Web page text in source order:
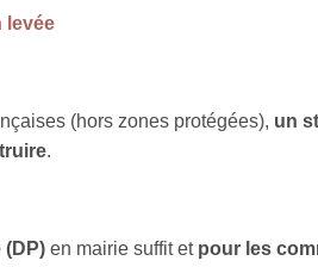
levée
(hors zones protégées), un
.
(DP) en mairie suffit et pour les